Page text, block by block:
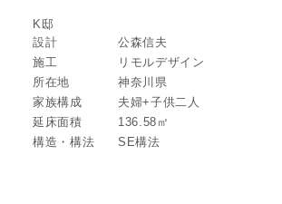
K邸
設計
公森信夫
施工
リモルデザイン
所在地
神奈川県
家族構成
夫婦+子供二人
延床面積
136.58㎡
構造・構法
SE構法